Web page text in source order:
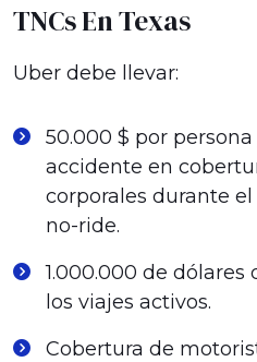
TNCs En Texas
Uber debe llevar:
50.000 $ por
accidente en
corporales durante
no-ride.
1.000.000 de
los viajes activos.
Cobertura de